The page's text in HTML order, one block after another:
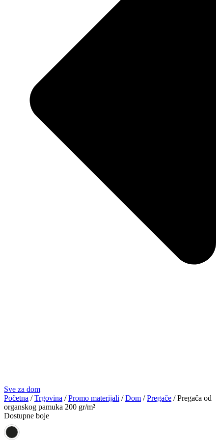
Sve za dom
Početna /Trgovina /Promo materijali /Dom /Pregače / Pregača od
organskog pamuka 200 gr/m²
Dostupne boje